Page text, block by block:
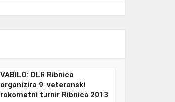
VABILO: DLR Ribnica
organizira 9. veteranski
rokometni turnir Ribnica 2013